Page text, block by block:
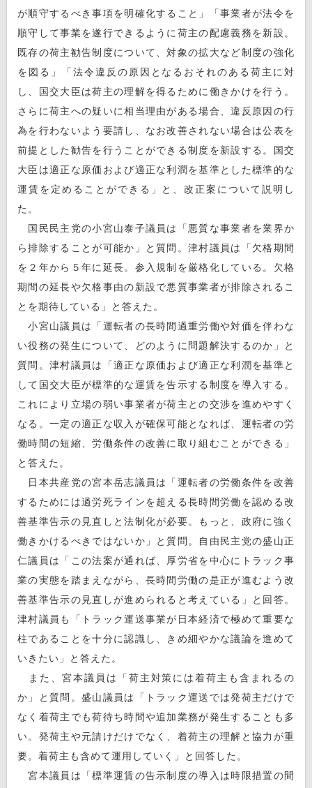
が順守するべき事項を明確化すること」「事業者が法令を
順守して事業を遂行できるように荷主の配慮義務を新設。
既存の荷主勧告制度について、対象の拡大など制度の強化
を図る」「法令違反の原因となるおそれのある荷主に対
し、国交大臣は荷主の理解を得るために働きかけを行う。
さらに荷主への疑いに相当理由がある場合、違反原因の行
為を行わないよう要請し、なお改善されない場合は公表を
前提とした勧告を行うことができる制度を新設する。国交
大臣は適正な原価および適正な利潤を基準とした標準的な
運賃を定めることができる」と、改正案について説明し
た。
国民民主党の小宮山泰子議員は「悪質な事業者を業界か
ら排除することが可能か」と質問。津村議員は「欠格期間
を２年から５年に延長。参入規制を厳格化している。欠格
期間の延長や欠格事由の新設で悪質事業者が排除されるこ
とを期待している」と答えた。
小宮山議員は「運転者の長時間過重労働や対価を伴わな
い役務の発生について、どのように問題解決するのか」と
質問。津村議員は「適正な原価および適正な利潤を基準と
して国交大臣が標準的な運賃を告示する制度を導入する。
これにより立場の弱い事業者が荷主との交渉を進めやすく
なる。一定の適正な収入が確保可能となれば、運転者の労
働時間の短縮、労働条件の改善に取り組むことができる」
と答えた。
日本共産党の宮本岳志議員は「運転者の労働条件を改善
するためには過労死ラインを超える長時間労働を認める改
善基準告示の見直しと法制化が必要。もっと、政府に強く
働きかけるべきではないか」と質問。自由民主党の盛山正
仁議員は「この法案が通れば、厚労省を中心にトラック事
業の実態を踏まえながら、長時間労働の是正が進むよう改
善基準告示の見直しが進められると考えている」と回答。
津村議員も「トラック運送事業が日本経済で極めて重要な
柱であることを十分に認識し、きめ細やかな議論を進めて
いきたい」と答えた。
また、宮本議員は「荷主対策には着荷主も含まれるの
か」と質問。盛山議員は「トラック運送では発荷主だけで
なく着荷主でも荷待ち時間や追加業務が発生することも多
い。発荷主や元請けだけでなく、着荷主の理解と協力が重
要。着荷主も含めて運用していく」と回答した。
宮本議員は「標準運賃の告示制度の導入は時限措置の間